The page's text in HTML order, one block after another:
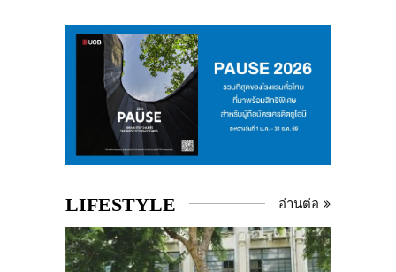
LIFESTYLE อ่านต่อ